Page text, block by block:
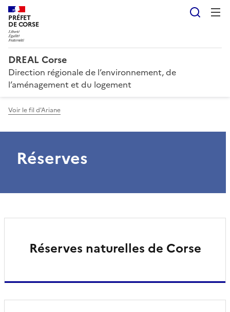
PRÉFET
DE CORSE
DREAL Corse
Direction régionale de l’environnement, de
l’aménagement et du logement
Voir le fil d'Ariane
Réserves
Réserves naturelles de Corse